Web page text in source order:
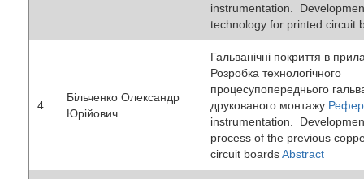
instrumentation.
technology for printed circuit
4
Більченко Олександр
Юрійович
Гальванічні покриття в
Розробка технологічного
процесупопереднього
друкованого монтажу
instrumentation.
process of the previous
circuit boardsAbstract